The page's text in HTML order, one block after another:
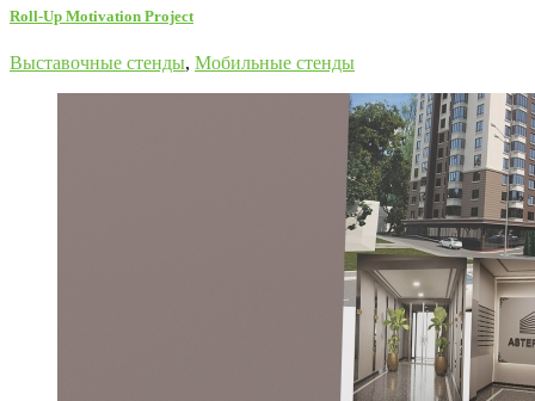
Roll-Up Motivation Project
Выставочные стенды, Мобильные стенды